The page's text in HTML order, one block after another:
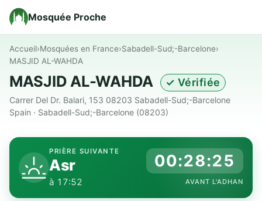
Mosquée Proche
Accueil›Mosquées en France›Sabadell-Sud;-Barcelone›
MASJID AL-WAHDA
MASJID AL-WAHDA ✓ Vérifiée
Carrer Del Dr. Balari, 153 08203 Sabadell-Sud;-Barcelone
Spain · Sabadell-Sud;-Barcelone (08203)
PRIÈRE SUIVANTE
Asr
à 17:52
00:28:24
AVANT L'ADHAN